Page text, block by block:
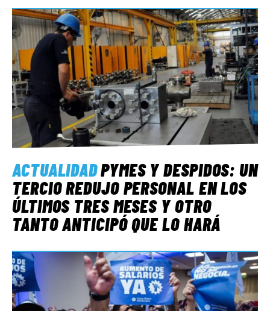
ACTUALIDADPYMES Y DESPIDOS: UN
TERCIO REDUJO PERSONAL EN LOS
ÚLTIMOS TRES MESES Y OTRO
TANTO ANTICIPÓ QUE LO HARÁ